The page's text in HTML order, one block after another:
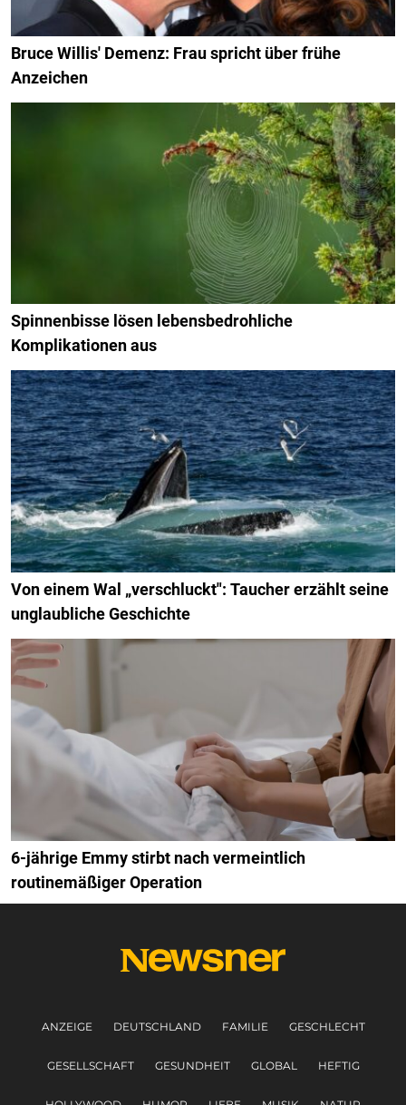
Bruce Willis' Demenz: Frau spricht über frühe
Anzeichen
Spinnenbisse lösen lebensbedrohliche
Komplikationen aus
Von einem Wal „verschluckt": Taucher erzählt seine
unglaubliche Geschichte
6-jährige Emmy stirbt nach vermeintlich
routinemäßiger Operation
ANZEIGE DEUTSCHLAND FAMILIE GESCHLECHT
GESELLSCHAFT GESUNDHEIT GLOBAL HEFTIG